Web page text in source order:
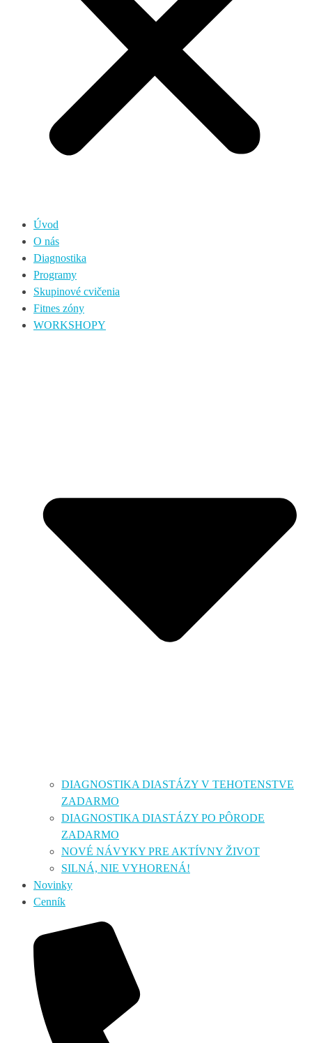
Úvod
O nás
Diagnostika
Programy
Skupinové cvičenia
Fitnes zóny
WORKSHOPY
DIAGNOSTIKA DIASTÁZY V TEHOTENSTVE
ZADARMO
DIAGNOSTIKA DIASTÁZY PO PÔRODE
ZADARMO
NOVÉ NÁVYKY PRE AKTÍVNY ŽIVOT
SILNÁ, NIE VYHORENÁ!
Novinky
Cenník